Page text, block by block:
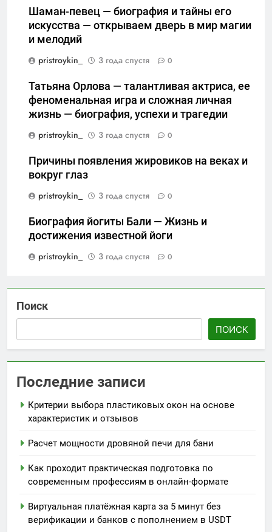
Шаман-певец — биография и тайны его
искусства — открываем дверь в мир магии
и мелодий
pristroykin_
3 года спустя 0
Татьяна Орлова — талантливая актриса, ее
феноменальная игра и сложная личная
жизнь — биография, успехи и трагедии
pristroykin_
3 года спустя 0
Причины появления жировиков на веках и
вокруг глаз
pristroykin_
3 года спустя 0
Биография йогиты Бали — Жизнь и
достижения известной йоги
pristroykin_
3 года спустя 0
Поиск
ПОИСК
Последние записи
Критерии выбора пластиковых окон на основе
характеристик и отзывов
Расчет мощности дровяной печи для бани
Как проходит практическая подготовка по
современным профессиям в онлайн-формате
Виртуальная платёжная карта за 5 минут без
верификации и банков с пополнением в USDT